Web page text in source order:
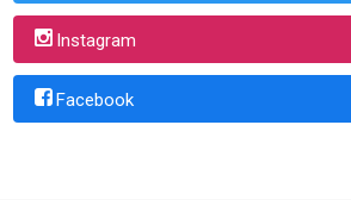
Instagram
Facebook